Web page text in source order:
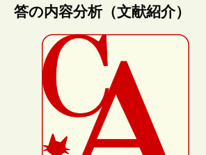
答の内容分析（文献紹介）